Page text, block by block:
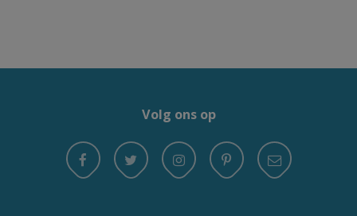
Volg ons op